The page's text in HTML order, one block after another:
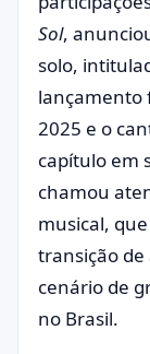
Sol,
solo,
lançamento
2025 e o
capítulo em
chamou
musical,
transição
cenário de
no Brasil.